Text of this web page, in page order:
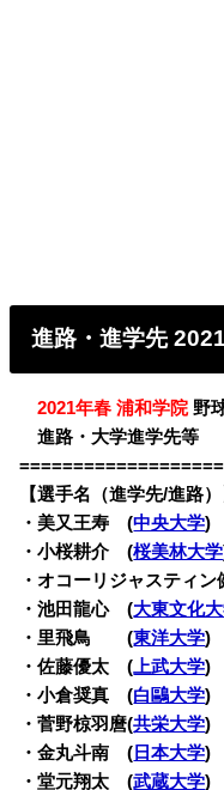
進路・進学先
・2021年春 浦和学院野
・進路・大学進学先等
【選手名（進学先/進路）
・美又王寿 (中央大学)
・小桜耕介
(桜美林大学
・オコーリジャスティン
・池田龍心
(大東文化
・里飛鳥
(東洋大学)
・佐藤優太
( 上武大学)
・小倉奨真
(白鷗大学)
・菅野椋羽麿(共栄大学)
・金丸斗南 ( 日本大学)
・堂元翔太 (武蔵大学)